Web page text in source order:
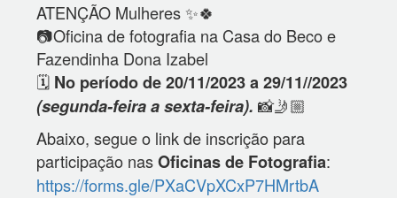
ATENÇÃO Mulheres ✨🍀
📷Oficina de fotografia na Casa do Beco e
Fazendinha Dona Izabel
🗓️ No período de 20/11/2023 a 29/11//2023
(segunda-feira a sexta-feira). 📸🤳🏼
Abaixo, segue o link de inscrição para
participação nasOficinas de Fotografia:
https://forms.gle/PXaCVpXCxP7HMrtbA